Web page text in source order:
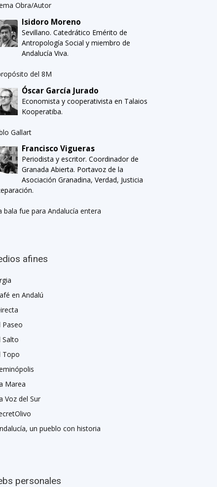
Obra/Autor
Isidoro Moreno
Sevillano. Catedrático Emérito de
Antropología Social y miembro de
Andalucía Viva.
del 8M
Óscar García Jurado
Economista y cooperativista en Talaios
Kooperatiba.
Gallart
Francisco Vigueras
Periodista y escritor. Coordinador de
Granada Abierta. Portavoz de la
Asociación Granadina, Verdad, Justicia
bala fue para Andalucía entera
afines
en Andalú
Paseo
Salto
Topo
Marea
Voz del Sur
un pueblo con historia
personales